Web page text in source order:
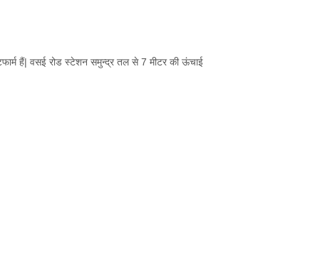
हैं| वसई रोड स्टेशन समुन्द्र तल से 7 मीटर की ऊंचाई